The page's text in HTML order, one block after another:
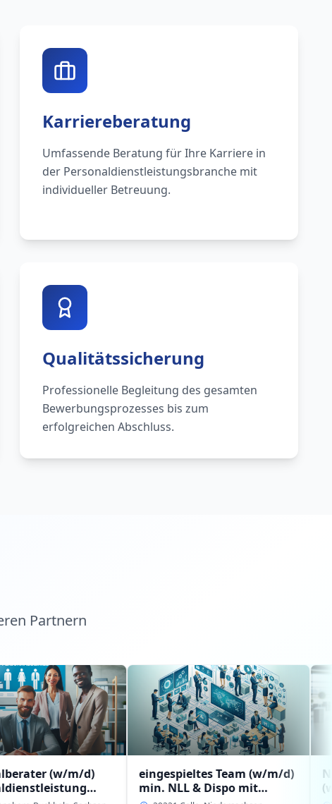
Karriereberatung
Umfassende Beratung für Ihre Karriere in
der Personaldienstleistungsbranche mit
individueller Betreuung.
Qualitätssicherung
Professionelle Begleitung des gesamten
Bewerbungsprozesses bis zum
erfolgreichen Abschluss.
Partnern
m/d)
eingespieltes Team (w/m/d)
min. NLL & Dispo mit
(w/m/d) mit